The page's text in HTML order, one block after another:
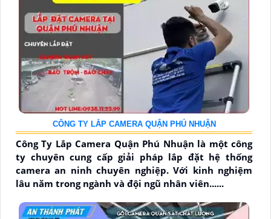
CÔNG TY LẮP CAMERA QUẬN PHÚ NHUẬN
Công Ty Lắp Camera Quận Phú Nhuận là một công
ty chuyên cung cấp giải pháp lắp đặt hệ thống
camera an ninh chuyên nghiệp. Với kinh nghiệm
lâu năm trong ngành và đội ngũ nhân viên......